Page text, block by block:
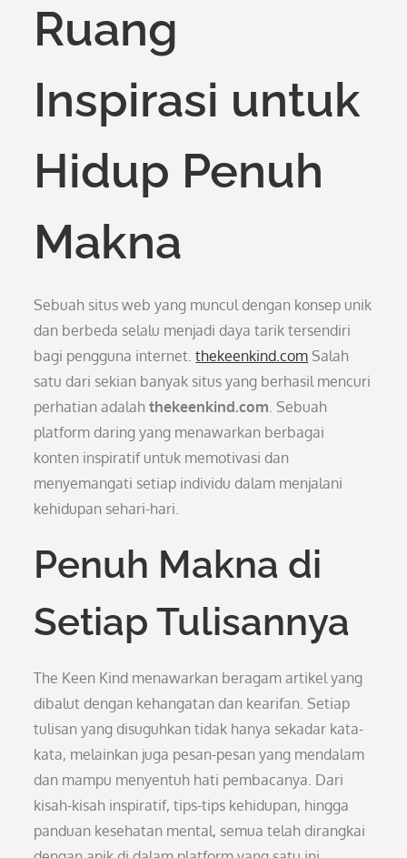
Ruang
Inspirasi untuk
Hidup Penuh
Makna
Sebuah situs web yang muncul dengan konsep unik
dan berbeda selalu menjadi daya tarik tersendiri
bagi pengguna internet.thekeenkind.com Salah
satu dari sekian banyak situs yang berhasil mencuri
perhatian adalahthekeenkind.com. Sebuah
platform daring yang menawarkan berbagai
konten inspiratif untuk memotivasi dan
menyemangati setiap individu dalam menjalani
kehidupan sehari-hari.
Penuh Makna di
Setiap Tulisannya
The Keen Kind menawarkan beragam artikel yang
dibalut dengan kehangatan dan kearifan. Setiap
tulisan yang disuguhkan tidak hanya sekadar kata-
kata, melainkan juga pesan-pesan yang mendalam
dan mampu menyentuh hati pembacanya. Dari
kisah-kisah inspiratif, tips-tips kehidupan, hingga
panduan kesehatan mental, semua telah dirangkai